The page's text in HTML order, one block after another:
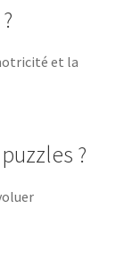
et la
?